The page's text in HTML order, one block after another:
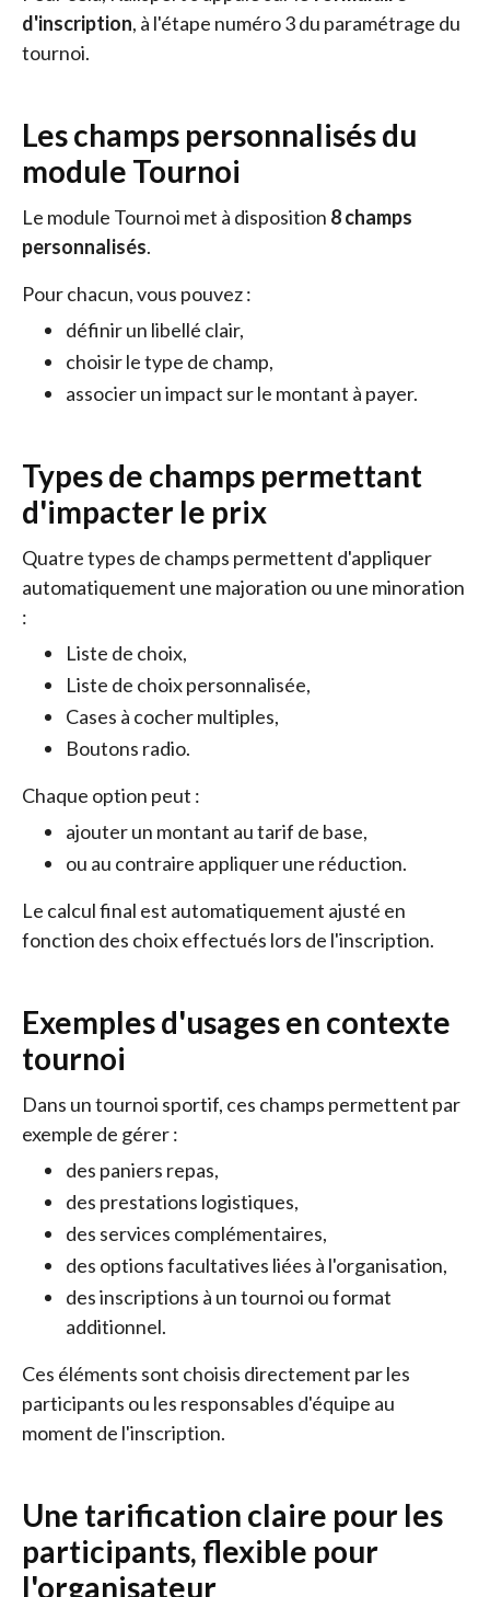
d'inscription, à l'étape numéro 3 du paramétrage du
tournoi.
Les champs personnalisés du
module Tournoi
Le module Tournoi met à disposition 8 champs
personnalisés.
Pour chacun, vous pouvez :
définir un libellé clair,
choisir le type de champ,
associer un impact sur le montant à payer.
Types de champs permettant
d'impacter le prix
Quatre types de champs permettent d'appliquer
automatiquement une majoration ou une minoration
:
Liste de choix,
Liste de choix personnalisée,
Cases à cocher multiples,
Boutons radio.
Chaque option peut :
ajouter un montant au tarif de base,
ou au contraire appliquer une réduction.
Le calcul final est automatiquement ajusté en
fonction des choix effectués lors de l'inscription.
Exemples d'usages en contexte
tournoi
Dans un tournoi sportif, ces champs permettent par
exemple de gérer :
des paniers repas,
des prestations logistiques,
des services complémentaires,
des options facultatives liées à l'organisation,
des inscriptions à un tournoi ou format
additionnel.
Ces éléments sont choisis directement par les
participants ou les responsables d'équipe au
moment de l'inscription.
Une tarification claire pour les
participants, flexible pour
l'organisateur